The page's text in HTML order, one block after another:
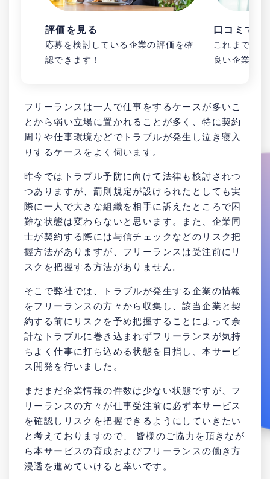
評価を見る
応募を検討している企業の評価を確
認できます！
口コミで企
これまで知
良い企業が
フリーランスは一人で仕事をするケースが多いこ
とから弱い立場に置かれることが多く、特に契約
周りや仕事環境などでトラブルが発生し泣き寝入
りするケースをよく伺います。
昨今ではトラブル予防に向けて法律も検討されつ
つありますが、罰則規定が設けられたとしても実
際に一人で大きな組織を相手に訴えたところで困
難な状態は変わらないと思います。また、企業同
士が契約する際には与信チェックなどのリスク把
握方法がありますが、フリーランスは受注前にリ
スクを把握する方法がありません。
そこで弊社では、トラブルが発生する企業の情報
をフリーランスの方々から収集し、該当企業と契
約する前にリスクを予め把握することによって余
計なトラブルに巻き込まれずフリーランスが気持
ちよく仕事に打ち込める状態を目指し、本サービ
ス開発を行いました。
まだまだ企業情報の件数は少ない状態ですが、フ
リーランスの方々が仕事受注前に必ず本サービス
を確認しリスクを把握できるようにしていきたい
と考えておりますので、 皆様のご協力を頂きなが
ら本サービスの育成およびフリーランスの働き方
浸透を進めていけると幸いです。